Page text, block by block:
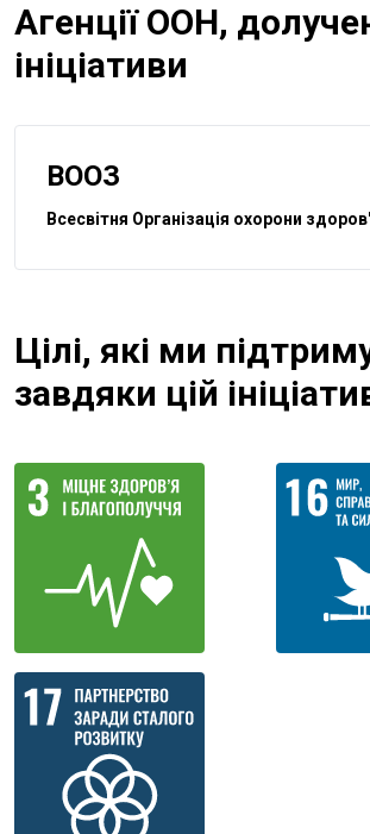
Агенції ООН,
ініціативи
ВООЗ
Всесвітня Організація охорони
Цілі, які ми
завдяки цій